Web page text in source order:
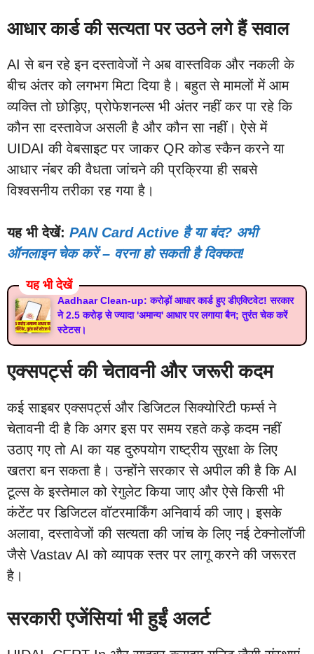
आधार कार्ड की सत्यता पर उठने लगे हैं सवाल
AI से बन रहे इन दस्तावेजों ने अब वास्तविक और नकली के
बीच अंतर को लगभग मिटा दिया है। बहुत से मामलों में आम
व्यक्ति तो छोड़िए, प्रोफेशनल्स भी अंतर नहीं कर पा रहे कि
कौन सा दस्तावेज असली है और कौन सा नहीं। ऐसे में
UIDAI की वेबसाइट पर जाकर QR कोड स्कैन करने या
आधार नंबर की वैधता जांचने की प्रक्रिया ही सबसे
विश्वसनीय तरीका रह गया है।
यह भी देखें: PAN Card Active है या बंद? अभी
ऑनलाइन चेक करें – वरना हो सकती है दिक्कत!
यह भी देखें
Aadhaar Clean-up: करोड़ों आधार कार्ड हुए डीएक्टिवेट! सरकार
ने 2.5 करोड़ से ज्यादा 'अमान्य' आधार पर लगाया बैन; तुरंत चेक करें
स्टेटस।
एक्सपर्ट्स की चेतावनी और जरूरी कदम
कई साइबर एक्सपर्ट्स और डिजिटल सिक्योरिटी फर्म्स ने
चेतावनी दी है कि अगर इस पर समय रहते कड़े कदम नहीं
उठाए गए तो AI का यह दुरुपयोग राष्ट्रीय सुरक्षा के लिए
खतरा बन सकता है। उन्होंने सरकार से अपील की है कि AI
टूल्स के इस्तेमाल को रेगुलेट किया जाए और ऐसे किसी भी
कंटेंट पर डिजिटल वॉटरमार्किंग अनिवार्य की जाए। इसके
अलावा, दस्तावेजों की सत्यता की जांच के लिए नई टेक्नोलॉजी
जैसे Vastav AI को व्यापक स्तर पर लागू करने की जरूरत
है।
सरकारी एजेंसियां भी हुईं अलर्ट